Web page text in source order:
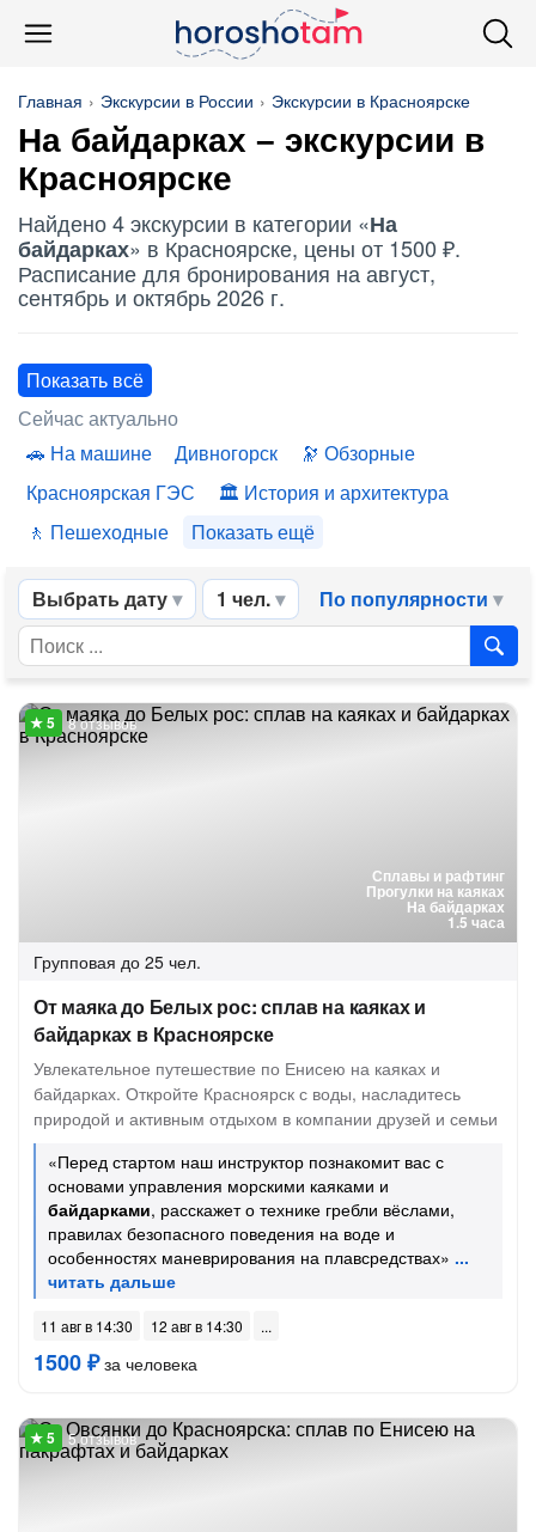
Главная Экскурсии в России Экскурсии в Красноярске
На байдарках – экскурсии в
Красноярске
Найдено 4 экскурсии в категории «На
байдарках» в Красноярске, цены от 1500 ₽.
Расписание для бронирования на август,
сентябрь и октябрь 2026 г.
Показать всё
Сейчас актуально
На машине
Дивногорск
Обзорные
Красноярская ГЭС
История и архитектура
Пешеходные
Показать ещё
Выбрать дату 1 чел. По популярности
Сплавы и рафтинг
Прогулки на каяках
На байдарках
1.5 часа
8 отзывов
Групповая до 25 чел.
От маяка до Белых рос: сплав на каяках и
байдарках в Красноярске
Увлекательное путешествие по Енисею на каяках и
байдарках. Откройте Красноярск с воды, насладитесь
природой и активным отдыхом в компании друзей и семьи
«Перед стартом наш инструктор познакомит вас с
основами управления морскими каяками и
байдарками, расскажет о технике гребли вёслами,
правилах безопасного поведения на воде и
особенностях маневрирования на плавсредствах»
11 авг в 14:30 12 авг в 14:30
1500 ₽за человека
5 отзывов